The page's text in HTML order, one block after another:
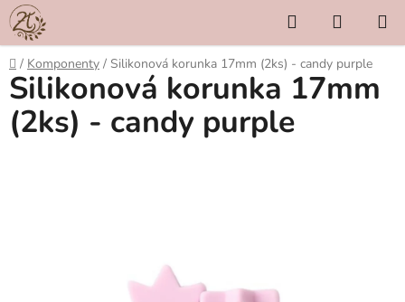
Přejít
na
obsah
Hledat
KOŠÍK
Domů
/ Komponenty / Silikonová korunka 17mm (2ks) - candy purple
Silikonová korunka 17mm
(2ks) - candy purple